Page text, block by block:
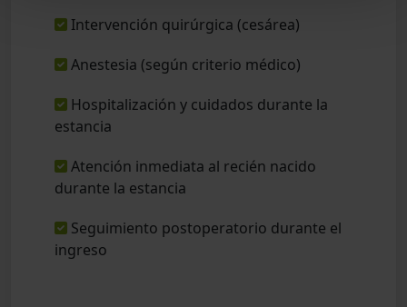
Intervención quirúrgica (cesárea)
Anestesia (según criterio médico)
Hospitalización y cuidados durante la
estancia
Atención inmediata al recién nacido
durante la estancia
Seguimiento postoperatorio durante el
ingreso